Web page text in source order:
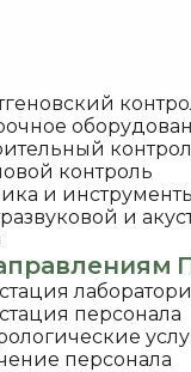
контроль
и
и
персонала
персонала